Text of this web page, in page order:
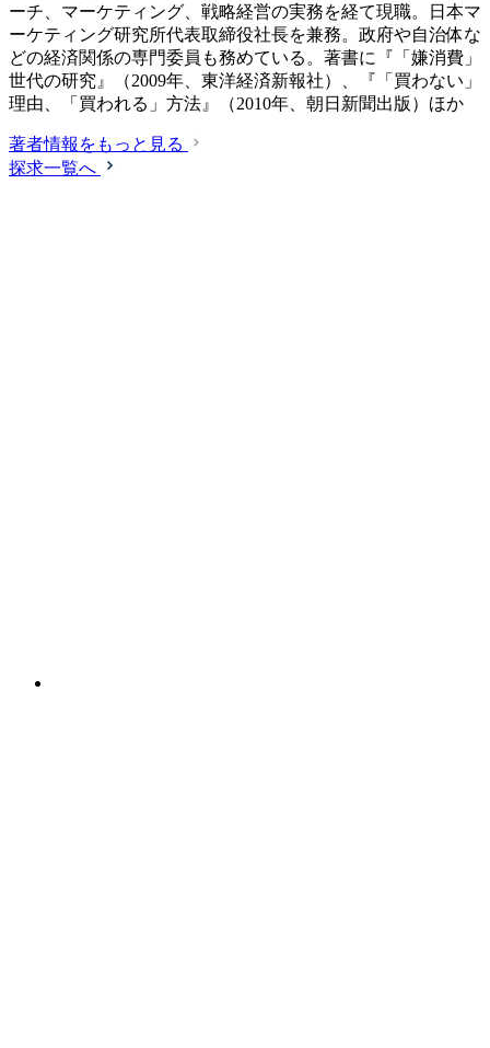
ーチ、マーケティング、戦略経営の実務を経て現職。日本マ
ーケティング研究所代表取締役社長を兼務。政府や自治体な
どの経済関係の専門委員も務めている。著書に『「嫌消費」
世代の研究』（2009年、東洋経済新報社）、『「買わない」
理由、「買われる」方法』（2010年、朝日新聞出版）ほか
著者情報をもっと見る
探求一覧へ